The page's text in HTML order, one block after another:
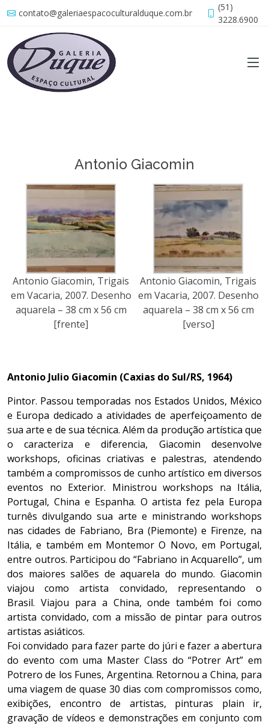
contato@galeriaespacoculturalduque.com.br
(51)
3228.6900
Antonio Giacomin
Antonio Giacomin, Trigais
em Vacaria, 2007. Desenho
aquarela – 38 cm x 56 cm
[frente]
Antonio Giacomin, Trigais
em Vacaria, 2007. Desenho
aquarela – 38 cm x 56 cm
[verso]
Antonio Julio Giacomin (Caxias do Sul/RS, 1964)
Pintor. Passou temporadas nos Estados Unidos, México
e Europa dedicado a atividades de aperfeiçoamento de
sua arte e de sua técnica. Além da produção artística que
o caracteriza e diferencia, Giacomin desenvolve
workshops, oficinas criativas e palestras, atendendo
também a compromissos de cunho artístico em diversos
eventos no Exterior. Ministrou workshops na Itália,
Portugal, China e Espanha. O artista fez pela Europa
turnês divulgando sua arte e ministrando workshops
nas cidades de Fabriano, Bra (Piemonte) e Firenze, na
Itália, e também em Montemor O Novo, em Portugal,
entre outros. Participou do “Fabriano in Acquarello”, um
dos maiores salões de aquarela do mundo. Giacomin
viajou como artista convidado, representando o
Brasil. Viajou para a China, onde também foi como
artista convidado, com a missão de pintar para outros
artistas asiáticos.
Foi convidado para fazer parte do júri e fazer a abertura
do evento com uma Master Class do “Potrer Art” em
Potrero de los Funes, Argentina. Retornou a China, para
uma viagem de quase 30 dias com compromissos como,
exibições, encontro de artistas, pinturas plain ir,
gravação de vídeos e demonstrações em conjunto com